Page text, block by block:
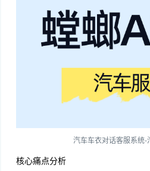
汽车车衣对话客服系统-
核心痛点分析